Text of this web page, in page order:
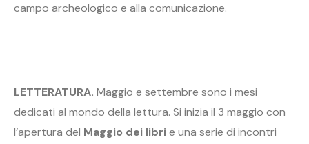
campo archeologico e alla comunicazione.
LETTERATURA. Maggio e settembre sono i mesi
dedicati al mondo della lettura. Si inizia il 3 maggio con
l’apertura del Maggio dei librie una serie di incontri